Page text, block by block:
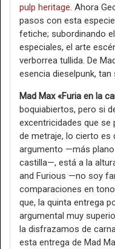
pulp heritage. Ahora
pasos con esta
fetiche; subordinando
especiales, el arte
verborrea tullida. De
esencia dieselpunk,
Mad Max «Furia en la
boquiabiertos, pero si
excentricidades que se
de metraje, lo cierto es
argumento —más
castilla—, está a la
and Furious —no soy
comparaciones en
que, la quinta entrega
argumental muy
la disfrazamos de
esta entrega de Mad